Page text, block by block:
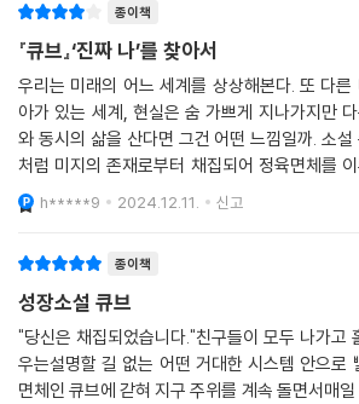
SF에는 현실의 이면을 극명하게 드러내는 리얼리
종이책
『큐브』‘진짜 나’를 찾아서
우리는 미래의 어느 세계를 상상해본다. 또 다른
아가 있는 세계, 현실은 숨 가쁘게 지나가지만
와 동시의 삶을 산다면 그건 어떤 느낌일까. 소설
처럼 미지의 존재로부터 채집되어 정육면체를
브에 갇혀있다면 진짜 나와 복제된 자아의 나는
라고 할 수 있을까. 다시 현실로 돌아갈 수 있을까.
h*****9 2024.12.11. 신고
종이책
성장소설 큐브
"당신은 채집되었습니다."친구들이 모두 나가고
우는설명할 길 없는 어떤 거대한 시스템 안으로
면체인 큐브에 갇혀 지구 주위를 계속 돌면서매